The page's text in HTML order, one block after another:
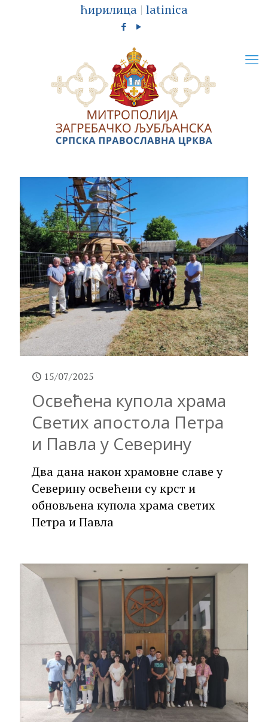
ћирилица | latinica
15/07/2025
Освећена купола храма
Светих апостола Петра
и Павла у Северину
Два дана након храмовне славе у
Северину освећени су крст и
обновљена купола храма светих
Петра и Павла